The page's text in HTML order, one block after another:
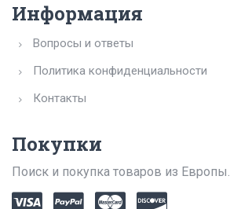
Информация
Вопросы и ответы
Политика конфиденциальности
Контакты
Покупки
Поиск и покупка товаров из Европы.